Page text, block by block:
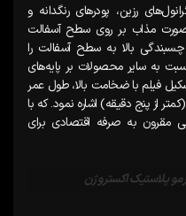
رزین، پودرهای رنگدانه و
مذاب بر روی سطح آسفالت
بالا به سطح آسفالت را
به سایر محصولات بر پایه‌های
فیلم با ضخامت بالا، طول عمر
از پنج دقیقه) اشاره نمود. که با
مقرون به صرفه اقتصادی برای
پلاستیک اکستروژن